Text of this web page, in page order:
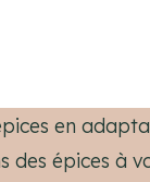
en
des épices à